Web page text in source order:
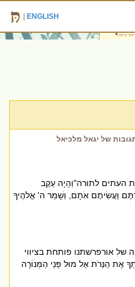
ENGLISH
של יגאל מלכיאל
העתים לתורה"וְהָיָה עֵקֶב
וַעֲשִׂיתֶם אֹתָם, וְשָׁמַר ה' אֱלֹהֶיךָ
של אורפרשתנו פותחת בציווי
אֶת הַנֵּרֹת אֶל מוּל פְּנֵי הַמְּנוֹרָה